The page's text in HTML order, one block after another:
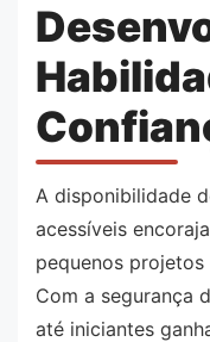
A disponibilidade
acessíveis
pequenos
Com a segurança
até iniciantes